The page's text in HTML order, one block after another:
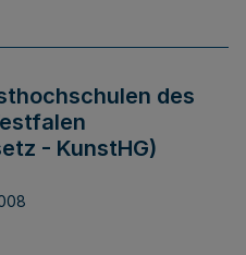
des
- KunstHG)